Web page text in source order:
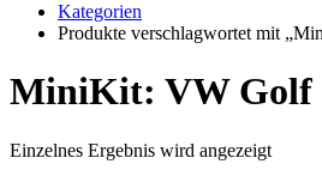
Kategorien
Produkte verschlagwortet mit
MiniKit: VW
Einzelnes Ergebnis wird angezeigt